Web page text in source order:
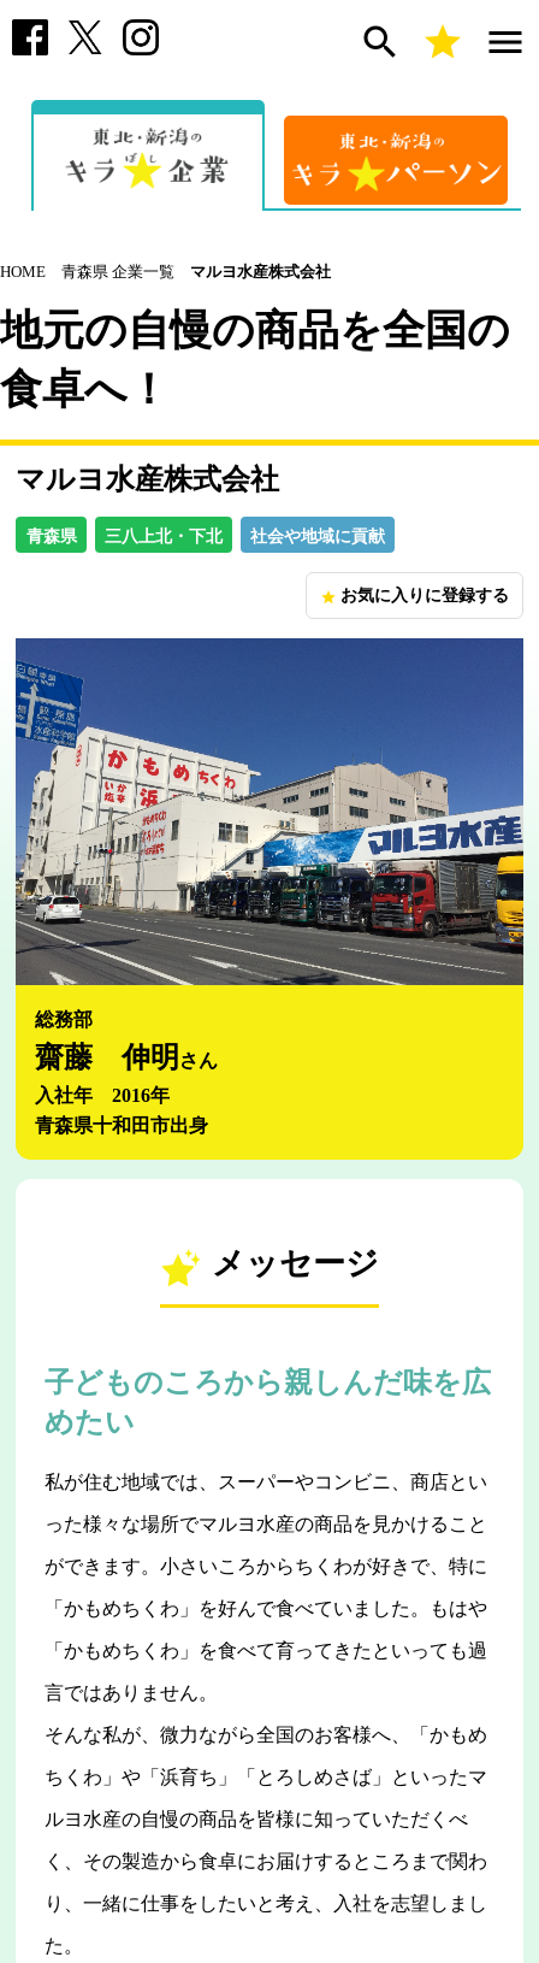
search star menu
HOME 青森県 企業一覧 マルヨ水産株式会社
地元の自慢の商品を全国の
食卓へ！
マルヨ水産株式会社
青森県 三八上北・下北 社会や地域に貢献
star お気に入りに登録する
総務部
齋藤 伸明 さん
入社年 2016年
青森県十和田市出身
メッセージ
子どものころから親しんだ味を広
めたい
私が住む地域では、スーパーやコンビニ、商店とい
った様々な場所でマルヨ水産の商品を見かけること
ができます。小さいころからちくわが好きで、特に
「かもめちくわ」を好んで食べていました。もはや
「かもめちくわ」を食べて育ってきたといっても過
言ではありません。
そんな私が、微力ながら全国のお客様へ、「かもめ
ちくわ」や「浜育ち」「とろしめさば」といったマ
ルヨ水産の自慢の商品を皆様に知っていただくべ
く、その製造から食卓にお届けするところまで関わ
り、一緒に仕事をしたいと考え、入社を志望しまし
た。